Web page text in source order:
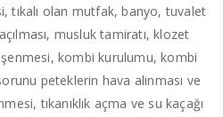
tıkalı olan mutfak, banyo, tuvalet
musluk tamiratı, klozet
kombi kurulumu, kombi
peteklerin hava alınması ve
tıkanıklık açma ve su kaçağı